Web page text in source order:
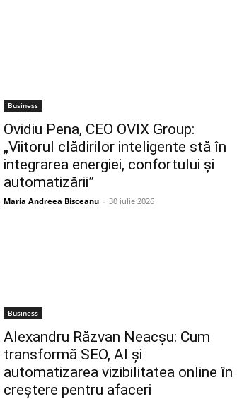
Business
Ovidiu Pena, CEO OVIX Group:
„Viitorul clădirilor inteligente stă în
integrarea energiei, confortului și
automatizării”
Maria Andreea Bisceanu - 30 iulie 2026
Business
Alexandru Răzvan Neacșu: Cum
transformă SEO, AI și
automatizarea vizibilitatea online în
creștere pentru afaceri